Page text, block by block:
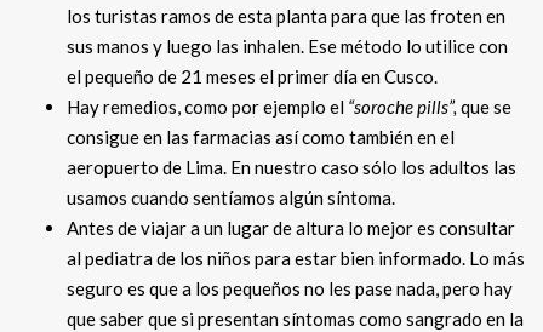
los turistas ramos de esta planta para que las froten en
sus manos y luego las inhalen. Ese método lo utilice con
el pequeño de 21 meses el primer día en Cusco.
Hay remedios, como por ejemplo el “soroche pills”, que se
consigue en las farmacias así como también en el
aeropuerto de Lima. En nuestro caso sólo los adultos las
usamos cuando sentíamos algún síntoma.
Antes de viajar a un lugar de altura lo mejor es consultar
al pediatra de los niños para estar bien informado. Lo más
seguro es que a los pequeños no les pase nada, pero hay
que saber que si presentan síntomas como sangrado en la